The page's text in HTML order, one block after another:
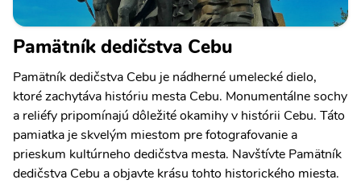
Pamätník dedičstva Cebu
Pamätník dedičstva Cebu je nádherné umelecké dielo,
ktoré zachytáva históriu mesta Cebu. Monumentálne sochy
a reliéfy pripomínajú dôležité okamihy v histórii Cebu. Táto
pamiatka je skvelým miestom pre fotografovanie a
prieskum kultúrneho dedičstva mesta. Navštívte Pamätník
dedičstva Cebu a objavte krásu tohto historického miesta.